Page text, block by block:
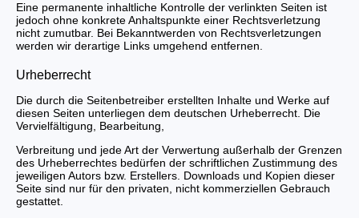
Eine permanente inhaltliche Kontrolle der verlinkten Seiten ist
jedoch ohne konkrete Anhaltspunkte einer Rechtsverletzung
nicht zumutbar. Bei Bekanntwerden von Rechtsverletzungen
werden wir derartige Links umgehend entfernen.
Urheberrecht
Die durch die Seitenbetreiber erstellten Inhalte und Werke auf
diesen Seiten unterliegen dem deutschen Urheberrecht. Die
Vervielfältigung, Bearbeitung,
Verbreitung und jede Art der Verwertung außerhalb der Grenzen
des Urheberrechtes bedürfen der schriftlichen Zustimmung des
jeweiligen Autors bzw. Erstellers. Downloads und Kopien dieser
Seite sind nur für den privaten, nicht kommerziellen Gebrauch
gestattet.